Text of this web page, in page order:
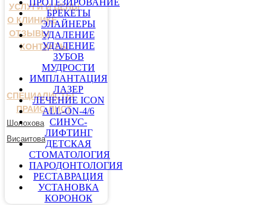
УСЛУГИ И ЦЕНЫ
О КЛИНИКЕ
ОТЗЫВЫ
КОНТАКТЫ
СПЕЦИАЛИСТЫ
ПРАЙС-ЛИСТ
Шолохова
Висаитова
ПРОТЕЗИРОВАНИЕ
БРЕКЕТЫ
ЭЛАЙНЕРЫ
УДАЛЕНИЕ
УДАЛЕНИЕ
ЗУБОВ
МУДРОСТИ
ИМПЛАНТАЦИЯ
ЛАЗЕР
ЛЕЧЕНИЕ ICON
ALL-ON-4/6
СИНУС-
ЛИФТИНГ
ДЕТСКАЯ
СТОМАТОЛОГИЯ
ПАРОДОНТОЛОГИЯ
РЕСТАВРАЦИЯ
УСТАНОВКА
КОРОНОК